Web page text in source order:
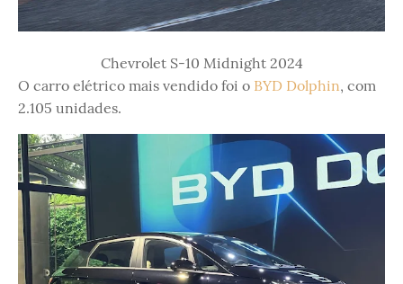
Chevrolet S-10 Midnight 2024
O carro elétrico mais vendido foi o BYD Dolphin, com
2.105 unidades.